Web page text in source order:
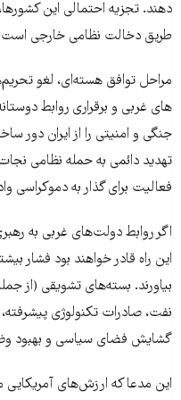
دهند. تجزیه احتمالی این
طریق دخالت نظامی خارجی
مراحل توافق هسته‌ای، لغو
های غربی و برقراری روابط
جنگی و امنیتی را از ایران دور
تهدید دائمی به حمله نظامی
فعالیت برای گذار به دموکراسی
اگر روابط دولت‌های غربی به
این راه قادر خواهند بود فشار
بیاورند. بسته‌های تشویقی (از
نفت، صادرات تکنولوژی
گشایش فضای سیاسی و بهبود
این مدعا که ارزش‌های آمریکایی